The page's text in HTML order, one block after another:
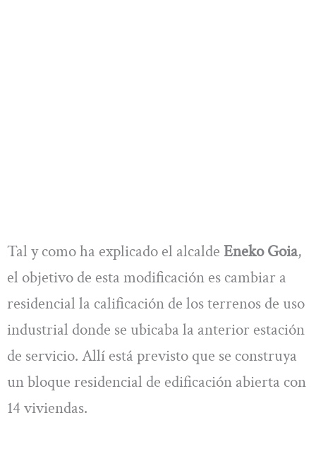
Tal y como ha explicado el alcalde Eneko Goia,
el objetivo de esta modificación es cambiar a
residencial la calificación de los terrenos de uso
industrial donde se ubicaba la anterior estación
de servicio. Allí está previsto que se construya
un bloque residencial de edificación abierta con
14 viviendas.